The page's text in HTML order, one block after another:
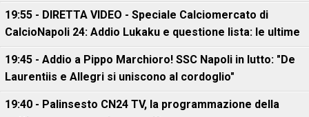
19:55 - DIRETTA VIDEO - Speciale Calciomercato di
CalcioNapoli 24: Addio Lukaku e questione lista: le ultime
19:45 - Addio a Pippo Marchioro! SSC Napoli in lutto: "De
Laurentiis e Allegri si uniscono al cordoglio"
19:40 - Palinsesto CN24 TV, la programmazione della